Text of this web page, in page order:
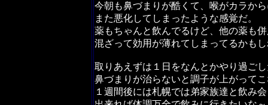
今朝も鼻づまりが酷くて、喉がカラか
また悪化してしまったような感覚だ。
薬もちゃんと飲んでるけど、他の薬も
混ざって効用が薄れてしまってるかも
取りあえずは１日をなんとかやり過ご
鼻づまりが治らないと調子が上がって
１週間後には札幌では弟家族達と飲み